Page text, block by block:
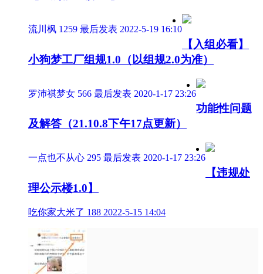
流川枫 1259 最后发表 2022-5-19 16:10
【入组必看】
小狗梦工厂组规1.0（以组规2.0为准）
罗沛祺梦女 566 最后发表 2020-1-17 23:26
功能性问题
及解答（21.10.8下午17点更新）
一点也不从心 295 最后发表 2020-1-17 23:26
【违规处
理公示楼1.0】
吃你家大米了 188 2022-5-15 14:04